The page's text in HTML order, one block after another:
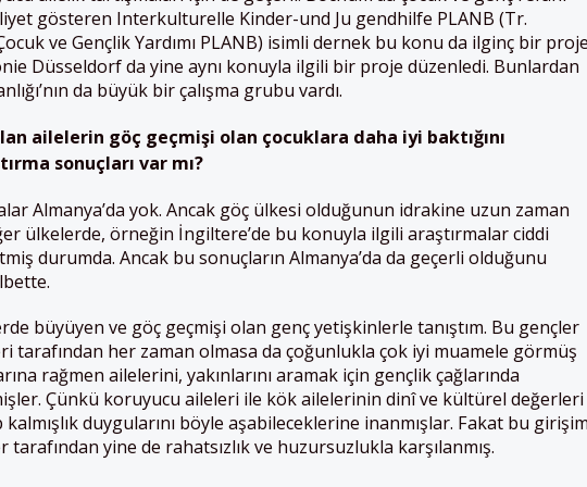
gösteren Interkulturelle Kinder-und Ju gendhilfe PLANB (Tr.
ve Gençlik Yardımı PLANB) isimli dernek bu konu da ilginç bir
Düsseldorf da yine aynı konuyla ilgili bir proje düzenledi. Bunlardan
da büyük bir çalışma grubu vardı.
ailelerin göç geçmişi olan çocuklara daha iyi baktığını
sonuçları var mı?
Almanya’da yok. Ancak göç ülkesi olduğunun idrakine uzun zaman
ülkelerde, örneğin İngiltere’de bu konuyla ilgili araştırmalar ciddi
durumda. Ancak bu sonuçların Almanya’da da geçerli olduğunu
büyüyen ve göç geçmişi olan genç yetişkinlerle tanıştım. Bu gençler
tarafından her zaman olmasa da çoğunlukla çok iyi muamele görmüş
rağmen ailelerini, yakınlarını aramak için gençlik çağlarında
Çünkü koruyucu aileleri ile kök ailelerinin dinî ve kültürel değerleri
kalmışlık duygularını böyle aşabileceklerine inanmışlar. Fakat bu
yine de rahatsızlık ve huzursuzlukla karşılanmış.